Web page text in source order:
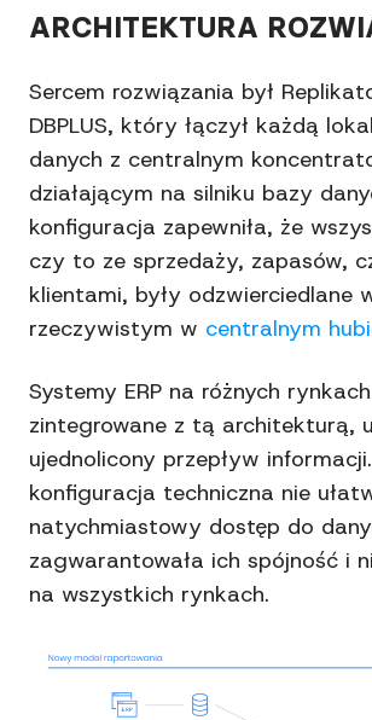
ARCHITEKTURA
Sercem rozwiązania był
DBPLUS, który łączył każdą
danych z centralnym
działającym na silniku bazy
konfiguracja zapewniła, że
czy to ze sprzedaży, zapasów,
klientami, były odzwierciedlane
rzeczywistym w centralnym
Systemy ERP na różnych
zintegrowane z tą architekturą,
ujednolicony przepływ
konfiguracja techniczna nie
natychmiastowy dostęp do
zagwarantowała ich spójność i
na wszystkich rynkach.